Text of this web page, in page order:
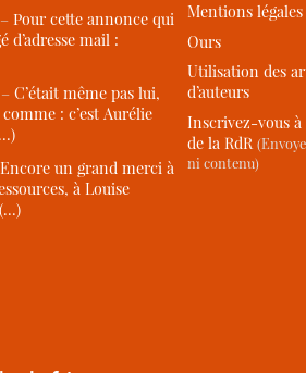
–Pour cette annonce qui
d’adresse mail :
–C’était même pas lui,
: c’est Aurélie
Encore un grand merci à
à Louise
Mentions légales
Ours
Utilisation des
d’auteurs
Inscrivez-vous
de la RdR
ni contenu)